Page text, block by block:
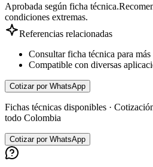
Aprobada según ficha técnica.
condiciones extremas.
Referencias relacionadas
Consultar ficha técnica para más
Compatible con diversas
Cotizar por WhatsApp
Fichas técnicas disponibles ·
todo Colombia
Cotizar por WhatsApp